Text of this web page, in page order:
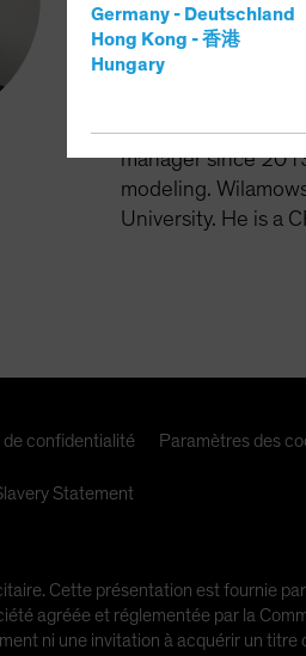
Germany - Deutschland
Hong Kong - 香港
Hungary
19 années chez AB
Sam Wilamowsky
his current role in
member of the US
manager since
modeling.
University. He is a
de confidentialité Paramètres des
Statement
Cette présentation est fournie
agréée et réglementée par la
ni une invitation à acquérir un